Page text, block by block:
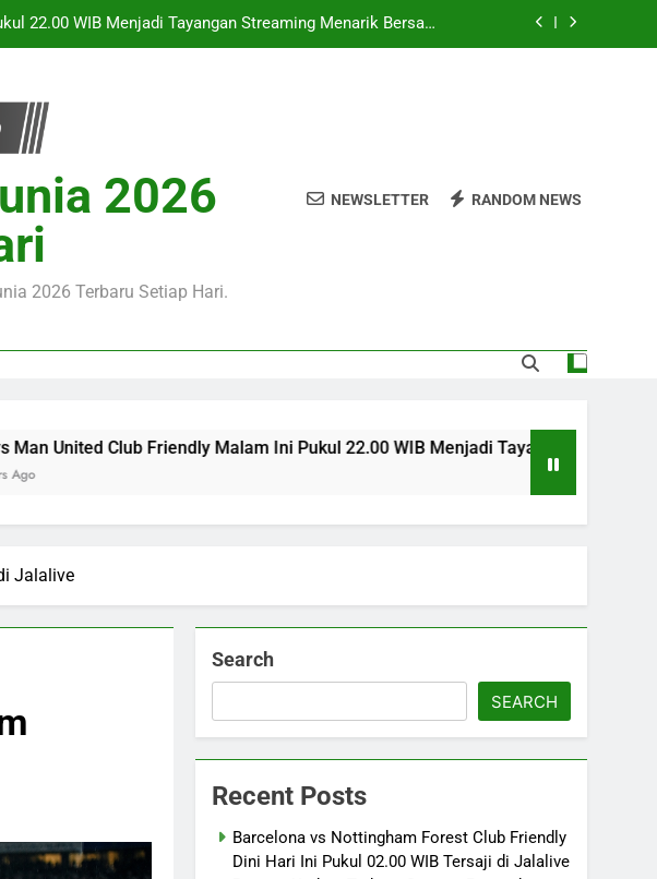
Piala ASEAN Malam Ini Pukul 20.00 WIB Bersama Jalalive
Dini Hari Ini Pukul 02.00 WIB Tersaji di Jalalive Dengan
22.00 WIB Menjadi Tayangan Streaming Menarik Bersama
Jalalive Untuk Pecinta Sepak Bola
Piala ASEAN Malam Ini Pukul 20.00 WIB Bersama Jalalive
Ini Pukul 19.00 WIB Mengulas Keseruan Laga Pramusim
Dengan Strategi Dan Perjalanan Kedua Tim
2026
2026 Terbaru Setiap Hari.
NEWSLETTER RANDOM NEWS
Friendly Malam Ini Pukul 22.00 WIB Menjadi Tayangan Streaming Menarik
Jalalive
Search
SEARCH
Recent Posts
Barcelona vs Nottingham Forest Club Friendly
Dini Hari Ini Pukul 02.00 WIB Tersaji di Jalalive